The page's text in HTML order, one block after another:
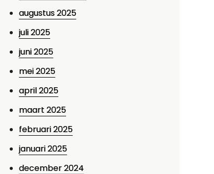
augustus 2025
juli 2025
juni 2025
mei 2025
april 2025
maart 2025
februari 2025
januari 2025
december 2024